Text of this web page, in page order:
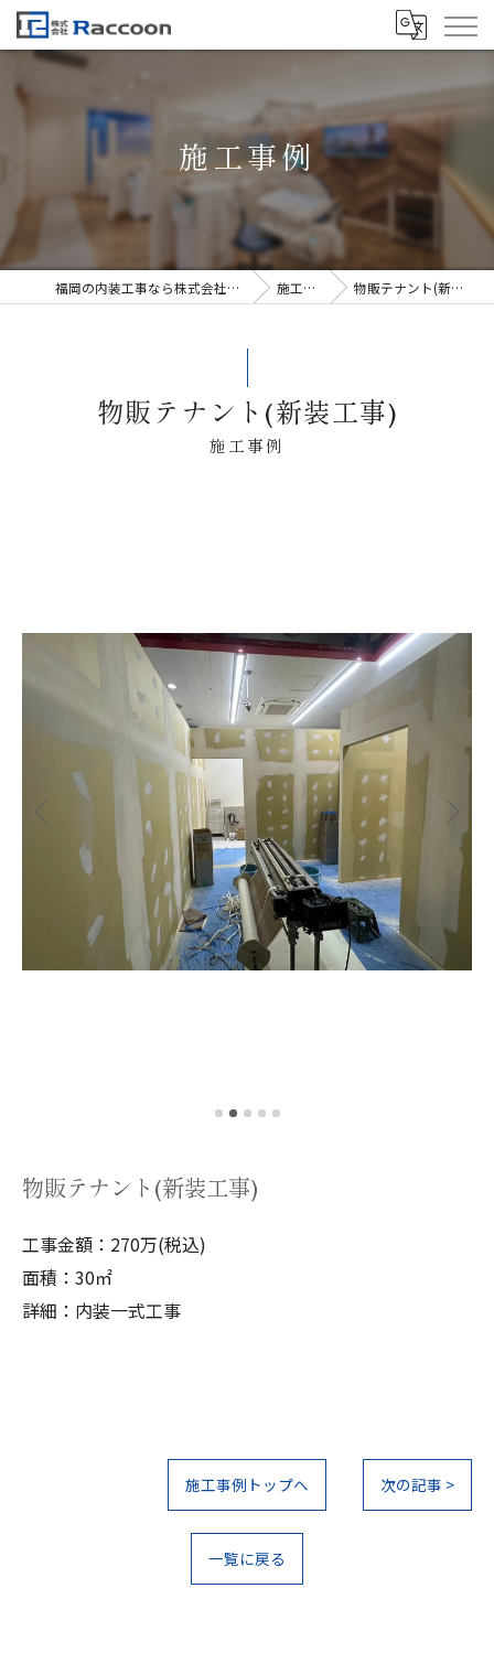
施工事例
福岡の内装工事なら株式会社Raccoon 施工事例 物販テナント(新装工事)
施工事例
物販テナント(新装工事)
物販テナント(新装工事)
工事金額：270万(税込)
面積：30㎡
詳細：内装一式工事
施工事例トップへ 次の記事 >
一覧に戻る
お気軽にご相談ください